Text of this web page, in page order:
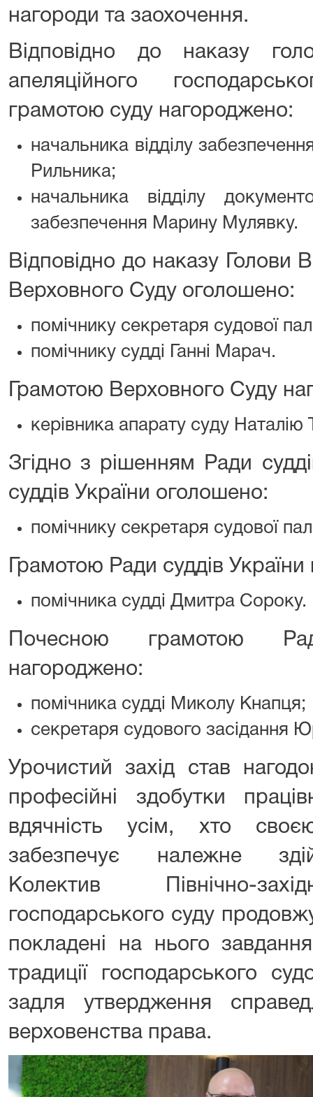
нагороди та заохочення.
Відповідно до наказу
апеляційного
грамотою суду нагороджено:
начальника відділу
Рильника;
начальника відділу
забезпечення Марину Мулявку.
Відповідно до наказу Голови
Верховного Суду оголошено:
помічнику секретаря судової
помічнику судді Ганні Марач.
Грамотою Верховного Суду
керівника апарату суду Наталію
Згідно з рішенням Ради
суддів України оголошено:
помічнику секретаря судової
Грамотою Ради суддів
помічника судді Дмитра Сороку.
Почесною грамотою
нагороджено:
помічника судді Миколу Кнапця;
секретаря судового засідання
Урочистий захід став
професійні здобутки
вдячність усім, хто
забезпечує належне
Колектив Північно-
господарського суду
покладені на нього
традиції господарського
задля утвердження
верховенства права.